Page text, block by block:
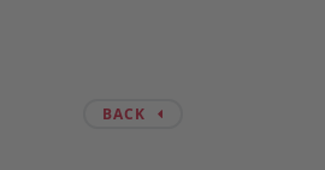
BACK